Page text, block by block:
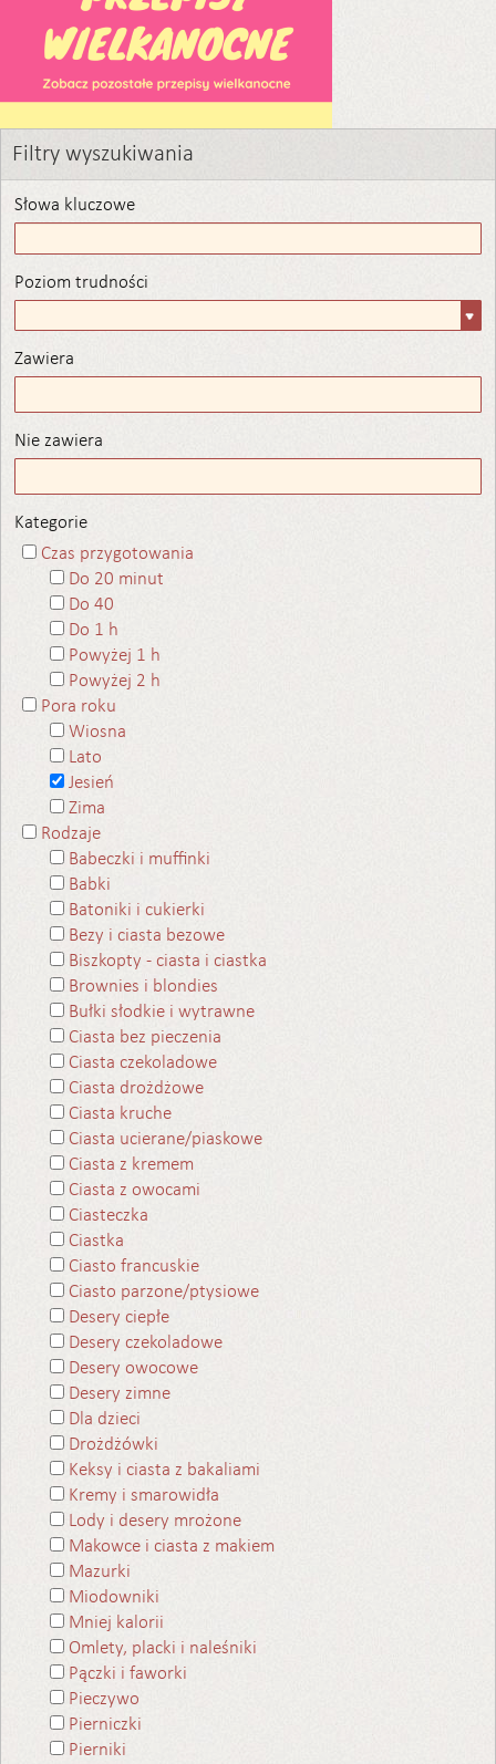
Filtry wyszukiwania
Słowa kluczowe
Poziom trudności
trudności
Zawiera
Nie zawiera
Kategorie
Czas przygotowania
Do 20 minut
Do 40
Do 1 h
Powyżej 1 h
Powyżej 2 h
Pora roku
Wiosna
Lato
Jesień
Zima
Rodzaje
Babeczki i muffinki
Babki
Batoniki i cukierki
Bezy i ciasta bezowe
Biszkopty - ciasta i ciastka
Brownies i blondies
Bułki słodkie i wytrawne
Ciasta bez pieczenia
Ciasta czekoladowe
Ciasta drożdżowe
Ciasta kruche
Ciasta ucierane/piaskowe
Ciasta z kremem
Ciasta z owocami
Ciasteczka
Ciastka
Ciasto francuskie
Ciasto parzone/ptysiowe
Desery ciepłe
Desery czekoladowe
Desery owocowe
Desery zimne
Dla dzieci
Drożdżówki
Keksy i ciasta z bakaliami
Kremy i smarowidła
Lody i desery mrożone
Makowce i ciasta z makiem
Mazurki
Miodowniki
Mniej kalorii
Omlety, placki i naleśniki
Pączki i faworki
Pieczywo
Pierniczki
Pierniki